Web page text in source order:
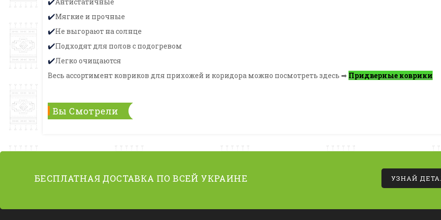
✔️Мягкие и прочные
✔️Не выгорают на солнце
✔️Подходят для полов с подогревом
✔️Легко очищаются
Весь ассортимент ковриков для прихожей и коридора можно посмотреть здесь ➡ Придверные коврики
Вы Смотрели
БЕСПЛАТНАЯ ДОСТАВКА ПО ВСЕЙ УКРАИНЕ УЗНАЙ